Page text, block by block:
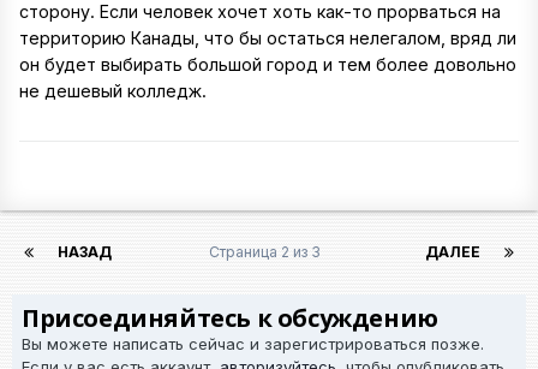
сторону. Если человек хочет хоть как-то прорваться на
территорию Канады, что бы остаться нелегалом, вряд ли
он будет выбирать большой город и тем более довольно
не дешевый колледж.
НАЗАД ДАЛЕЕ
Страница 2 из 3
Присоединяйтесь к обсуждению
Вы можете написать сейчас и зарегистрироваться позже.